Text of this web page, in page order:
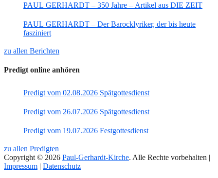
PAUL GERHARDT – 350 Jahre – Artikel aus DIE ZEIT
PAUL GERHARDT – Der Barocklyriker, der bis heute
fasziniert
zu allen Berichten
Predigt online anhören
Predigt vom 02.08.2026 Spätgottesdienst
Predigt vom 26.07.2026 Spätgottesdienst
Predigt vom 19.07.2026 Festgottesdienst
zu allen Predigten
Copyright © 2026 Paul-Gerhardt-Kirche. Alle Rechte vorbehalten |
Impressum | Datenschutz